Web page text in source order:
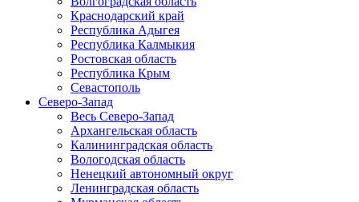
Краснодарский край
Республика Адыгея
Республика Калмыкия
Ростовская область
Республика Крым
Севастополь
Северо-Запад
Весь Северо-Запад
Архангельская область
Калининградская область
Вологодская область
Ненецкий автономный округ
Ленинградская область